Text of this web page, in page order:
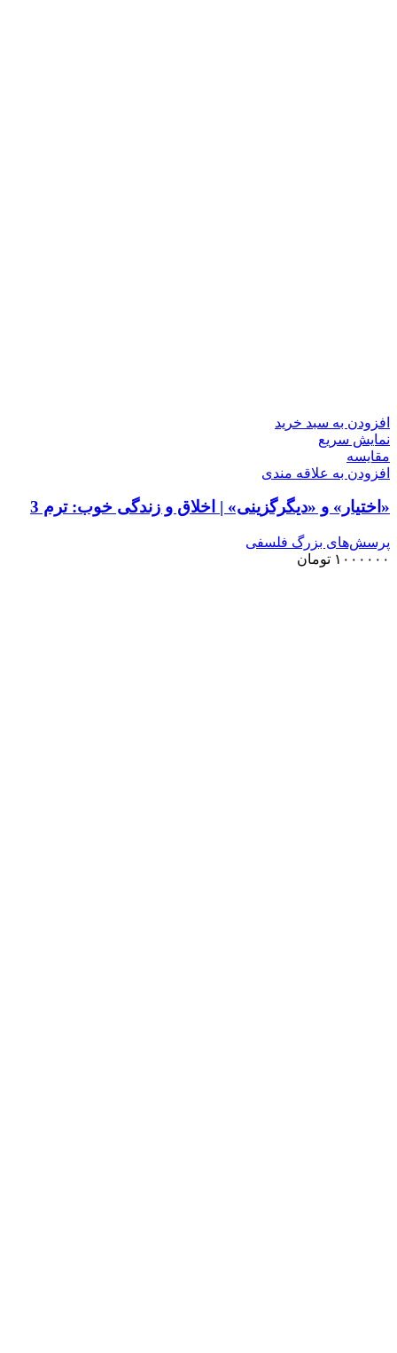
افزودن به سبد خرید
نمایش سریع
مقايسه
افزودن به علاقه مندی
«اختیار» و «دیگرگزینی» | اخلاق و زندگی خوب: ترم 3
پرسش‌های بزرگ فلسفی
۱۰۰۰۰۰۰ تومان